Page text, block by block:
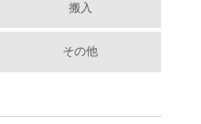
搬入
その他